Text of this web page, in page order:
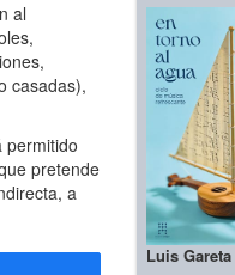
al
casadas),
permitido
pretende
a
Luis Gareta